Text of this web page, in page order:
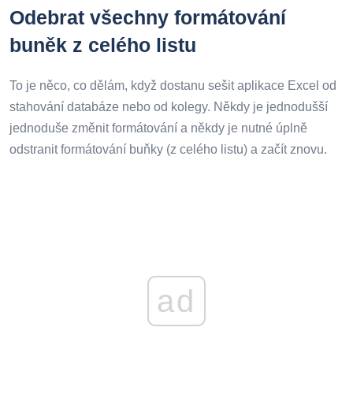
Odebrat všechny formátování
buněk z celého listu
To je něco, co dělám, když dostanu sešit aplikace Excel od
stahování databáze nebo od kolegy. Někdy je jednodušší
jednoduše změnit formátování a někdy je nutné úplně
odstranit formátování buňky (z celého listu) a začít znovu.
ad